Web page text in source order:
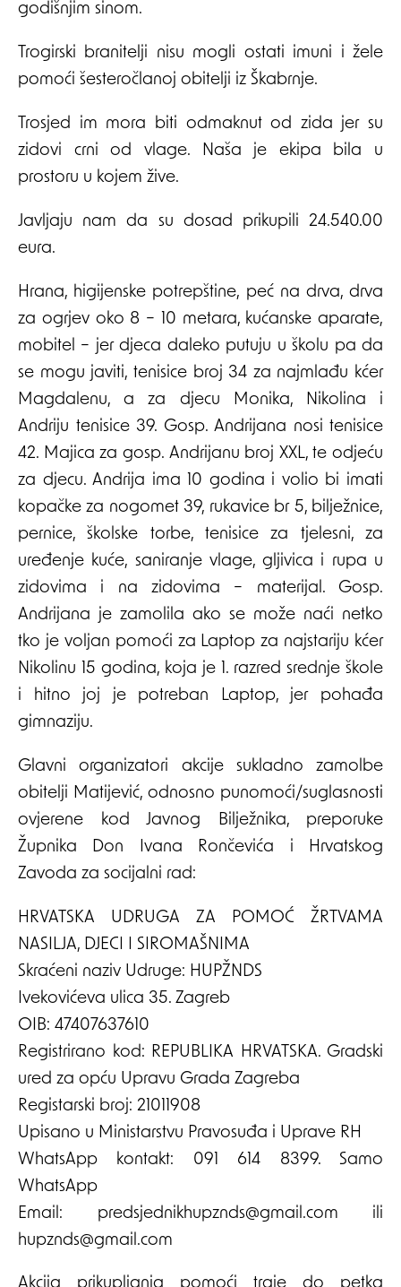
godišnjim sinom.
Trogirski branitelji nisu mogli ostati imuni i žele
pomoći šesteročlanoj obitelji iz Škabrnje.
Trosjed im mora biti odmaknut od zida jer su
zidovi crni od vlage. Naša je ekipa bila u
prostoru u kojem žive.
Javljaju nam da su dosad prikupili 24.540.00
eura.
Hrana, higijenske potrepštine, peć na drva, drva
za ogrjev oko 8 – 10 metara, kućanske aparate,
mobitel – jer djeca daleko putuju u školu pa da
se mogu javiti, tenisice broj 34 za najmlađu kćer
Magdalenu, a za djecu Monika, Nikolina i
Andriju tenisice 39. Gosp. Andrijana nosi tenisice
42. Majica za gosp. Andrijanu broj XXL, te odjeću
za djecu. Andrija ima 10 godina i volio bi imati
kopačke za nogomet 39, rukavice br 5, bilježnice,
pernice, školske torbe, tenisice za tjelesni, za
uređenje kuće, saniranje vlage, gljivica i rupa u
zidovima i na zidovima – materijal. Gosp.
Andrijana je zamolila ako se može naći netko
tko je voljan pomoći za Laptop za najstariju kćer
Nikolinu 15 godina, koja je 1. razred srednje škole
i hitno joj je potreban Laptop, jer pohađa
gimnaziju.
Glavni organizatori akcije sukladno zamolbe
obitelji Matijević, odnosno punomoći/suglasnosti
ovjerene kod Javnog Bilježnika, preporuke
Župnika Don Ivana Rončevića i Hrvatskog
Zavoda za socijalni rad:
HRVATSKA UDRUGA ZA POMOĆ ŽRTVAMA
NASILJA, DJECI I SIROMAŠNIMA
Skraćeni naziv Udruge: HUPŽNDS
Ivekovićeva ulica 35. Zagreb
OIB: 47407637610
Registrirano kod: REPUBLIKA HRVATSKA. Gradski
ured za opću Upravu Grada Zagreba
Registarski broj: 21011908
Upisano u Ministarstvu Pravosuđa i Uprave RH
WhatsApp kontakt: 091 614 8399. Samo
WhatsApp
Email: predsjednikhupznds@gmail.com ili
hupznds@gmail.com